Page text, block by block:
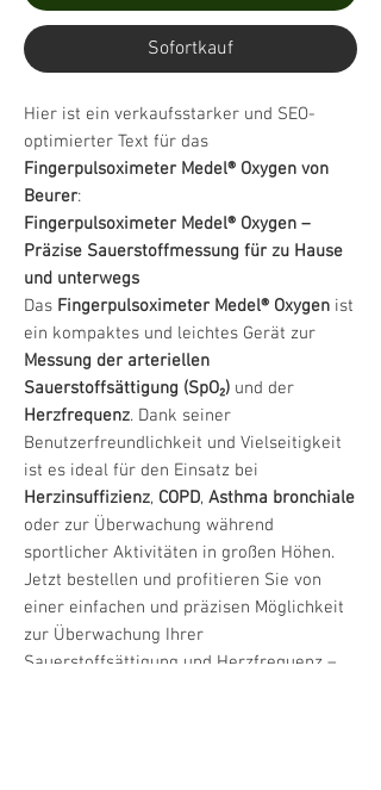
Sofortkauf
Hier ist ein verkaufsstarker und SEO-
optimierter Text für das
Fingerpulsoximeter Medel® Oxygen von
Beurer:
Fingerpulsoximeter Medel® Oxygen –
Präzise Sauerstoffmessung für zu Hause
und unterwegs
Das Fingerpulsoximeter Medel® Oxygen ist
ein kompaktes und leichtes Gerät zur
Messung der arteriellen
Sauerstoffsättigung (SpO₂) und der
Herzfrequenz. Dank seiner
Benutzerfreundlichkeit und Vielseitigkeit
ist es ideal für den Einsatz bei
Herzinsuffizienz, COPD, Asthma bronchiale
oder zur Überwachung während
sportlicher Aktivitäten in großen Höhen.
Jetzt bestellen und profitieren Sie von
einer einfachen und präzisen Möglichkeit
zur Überwachung Ihrer
Sauerstoffsättigung und Herzfrequenz –